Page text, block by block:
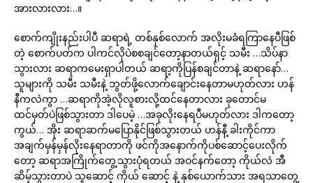
အားလားလား…။
စောက်ကျိုးနည်းပါပီ ဆရာရဲ့ တစ်နှစ်လောက် အလိုးမခံရကြာနေပီဖြစ်
တဲ့ စောက်ပတ်က ပါကင်လိုပဲစစချင်တော့နာတယ်ရှင့် သမီး …သိပ်နာ
သွားလား ဆရာကမေးရှာပါတယ် ဆရာ့ကိုပြန်စချင်တာနဲ့ ဆရာနော်…
သူများကို သမီး သမီးနဲ့ ဘွတ်ဖို့လောက်ချောင်းနေတာမဟုတ်လား ဟန်
နီကလဲကွာ …ဆရာကိုအဲ့လိုလူစားလို့ထင်နေတာလား ခုတောင်မ
ထင်မှတ်ပဲဖြစ်သွားတာ ဒါပေမဲ့ …အခုလိုးနေရပီမဟုတ်လား ဒါကတော့
ကွယ်… အိုး ဆရာဆက်မပြောနိုင်ဖြစ်သွားတယ် ဟန်နီ့ ခါးကိုင်ကာ
အချက်မှန်မှန်လိုးနေရာတာကို ဖင်ကိုအနောက်ကိုပစ်ဆောင့်ပေးလိုက်
တော့ ဆရာအကြိုက်တွေ့သွားပုံရတယ် အဝင်နက်တော့ ကိုယ်လဲ အီ
ဆိမ့်သွားတာပဲ သူဆောင့် ကိုယ် ဆောင့် နဲ့ နှစ်ယောက်သား အရသာတွေ့